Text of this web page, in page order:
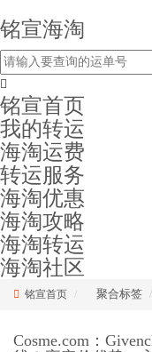
铭宣海淘
铭宣首页
我的转运
海淘运费
转运服务
海淘优惠
海淘攻略
海淘转运
海淘社区
铭宣首页 聚合标签
Cosme.com：